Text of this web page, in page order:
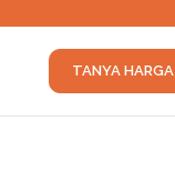
TANYA HARGA